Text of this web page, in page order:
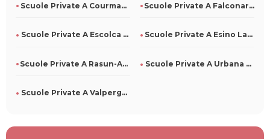
Scuole Private A Courmayeur Per Tutti Scuole Private A Falconara Albanese Per Tutti
Scuole Private A Escolca Per Tutti Scuole Private A Esino Lario Per Tutti
Scuole Private A Rasun-Anterselva Per Tutti Scuole Private A Urbana Per Tutti
Scuole Private A Valperga Per Tutti